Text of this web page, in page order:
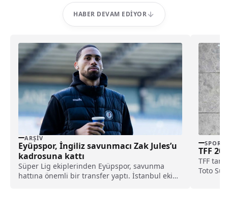
HABER DEVAM EDIYOR
ARŞIV
Eyüpspor, İngiliz savunmacı Zak Jules’u
kadrosuna kattı
Süper Lig ekiplerinden Eyüpspor, savunma
hattına önemli bir transfer yaptı. İstanbul ekibi,
SPOR
TFF
TFF
Toto